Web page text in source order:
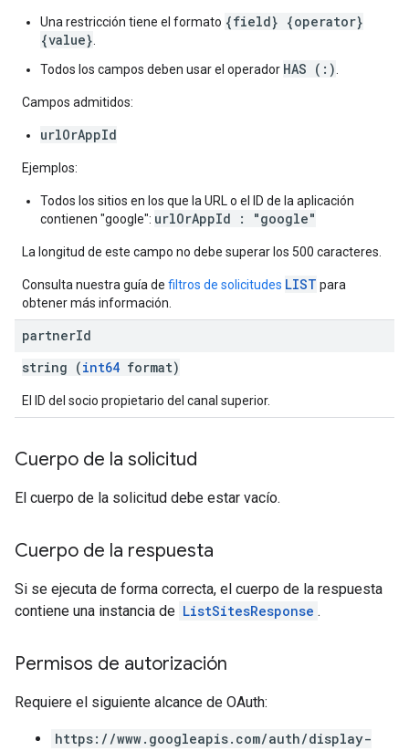
Una restricción tiene el formato {field} {operator}
{value}
Todos los campos deben usar el operador HAS (:)
Campos admitidos:
urlOrAppId
Ejemplos:
Todos los sitios en los que la URL o el ID de la aplicación
contienen "google": urlOrAppId : "google"
La longitud de este campo no debe superar los 500 caracteres.
Consulta nuestra guía de filtros de solicitudes LIST para
obtener más información.
partnerId
string (int64 format)
El ID del socio propietario del canal superior.
Cuerpo de la solicitud
El cuerpo de la solicitud debe estar vacío.
Cuerpo de la respuesta
Si se ejecuta de forma correcta, el cuerpo de la respuesta
contiene una instancia de ListSitesResponse .
Permisos de autorización
Requiere el siguiente alcance de OAuth:
https://www.googleapis.com/auth/display-